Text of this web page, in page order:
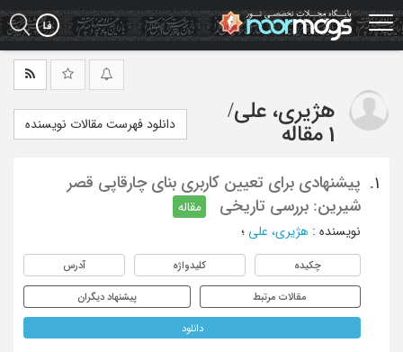
Skip
to
main
هژیری، علی/
1 مقاله
دانلود فهرست مقالات نویسنده
1.
پیشنهادی برای تعیین کاربری بنای چارقاپی قصر
شیرین: بررسی تاریخی
مقاله
نویسنده : هژیری، علی ؛
چکیده کلیدواژه آدرس
مقالات مرتبط پیشنهاد دیگران
دانلود